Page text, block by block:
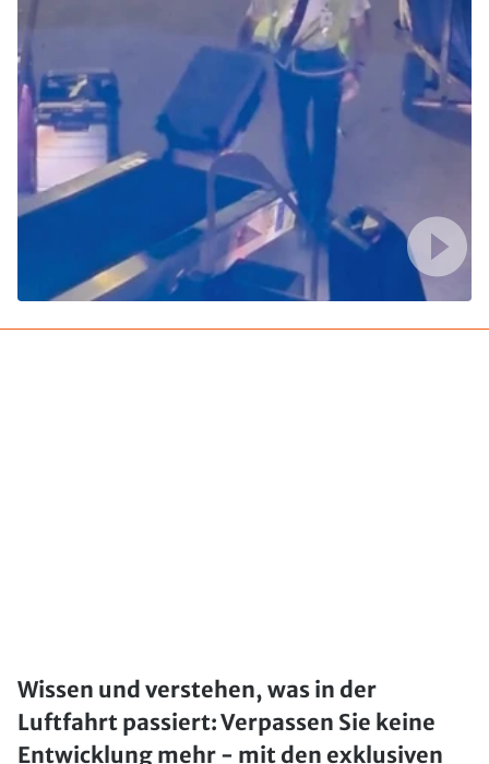
Wissen und verstehen, was in der
Luftfahrt passiert: Verpassen Sie keine
Entwicklung mehr - mit den exklusiven